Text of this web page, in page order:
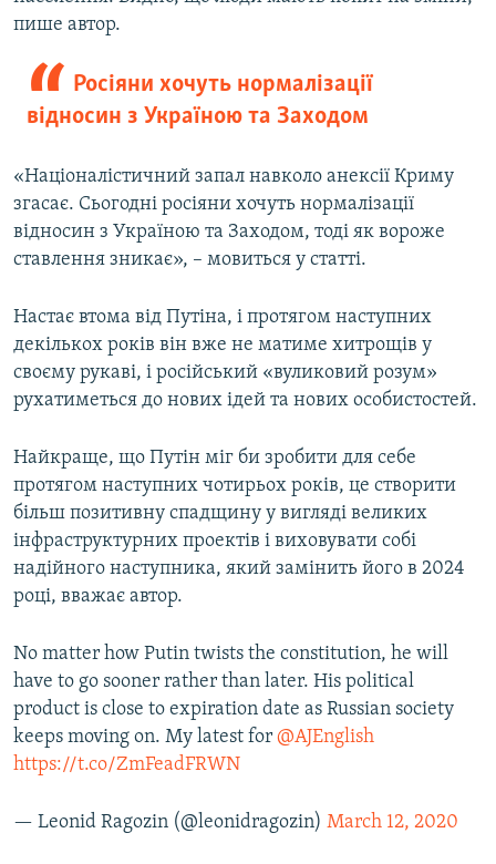
пише автор.
Росіяни хочуть нормалізації
відносин з Україною та Заходом
«Націоналістичний запал навколо анексії Криму
згасає. Сьогодні росіяни хочуть нормалізації
відносин з Україною та Заходом, тоді як вороже
ставлення зникає», – мовиться у статті.
Настає втома від Путіна, і протягом наступних
декількох років він вже не матиме хитрощів у
своєму рукаві, і російський «вуликовий розум»
рухатиметься до нових ідей та нових особистостей.
Найкраще, що Путін міг би зробити для себе
протягом наступних чотирьох років, це створити
більш позитивну спадщину у вигляді великих
інфраструктурних проектів і виховувати собі
надійного наступника, який замінить його в 2024
році, вважає автор.
No matter how Putin twists the constitution, he will
have to go sooner rather than later. His political
product is close to expiration date as Russian society
keeps moving on. My latest for ⁦ @AJEnglish
https://t.co/ZmFeadFRWN
— Leonid Ragozin (@leonidragozin) March 12, 2020